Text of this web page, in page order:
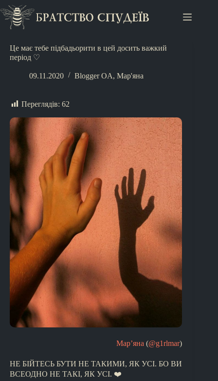
Це має тебе підбадьорити в цей досить важкий
період ♡
09.11.2020 Blogger OA, Мар'яна
Переглядів: 62
Мар’яна (@g1rlmar)
НЕ БІЙТЕСЬ БУТИ НЕ ТАКИМИ, ЯК УСІ. БО ВИ
ВСЕОДНО НЕ ТАКІ, ЯК УСІ. ❤️